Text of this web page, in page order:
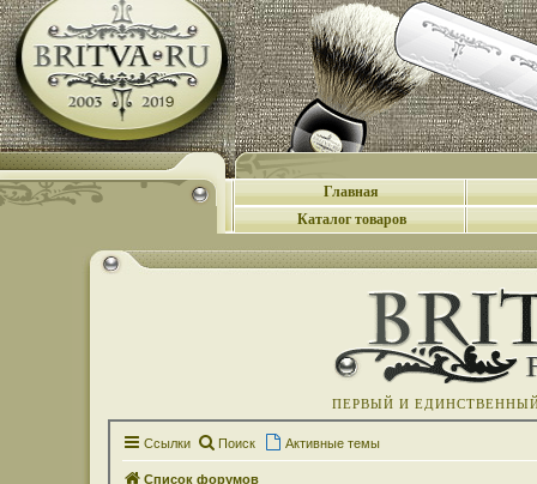
Главная
Каталог товаров
ПЕРВЫЙ И
Ссылки Поиск Активные темы
Список форумов